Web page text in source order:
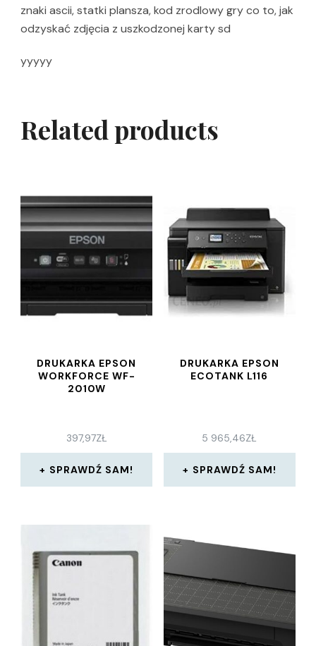
znaki ascii, statki plansza, kod zrodlowy gry co to, jak
odzyskać zdjęcia z uszkodzonej karty sd
yyyyy
Related products
DRUKARKA EPSON
WORKFORCE WF-
2010W
397,97ZŁ
SPRAWDŹ SAM!
DRUKARKA EPSON
ECOTANK L116
5 965,46ZŁ
SPRAWDŹ SAM!